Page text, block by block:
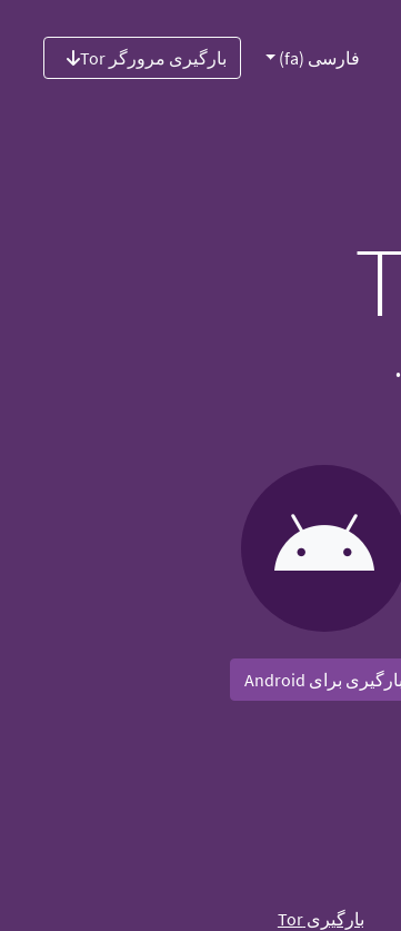
فارسی (fa) بارگیری مرورگر Tor
بارگیری برای Android
بارگیری Tor